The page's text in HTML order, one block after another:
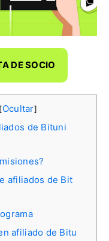
DE SOCIO
[Ocultar]
de Bituni
afiliados de Bit
afiliado de Bitu